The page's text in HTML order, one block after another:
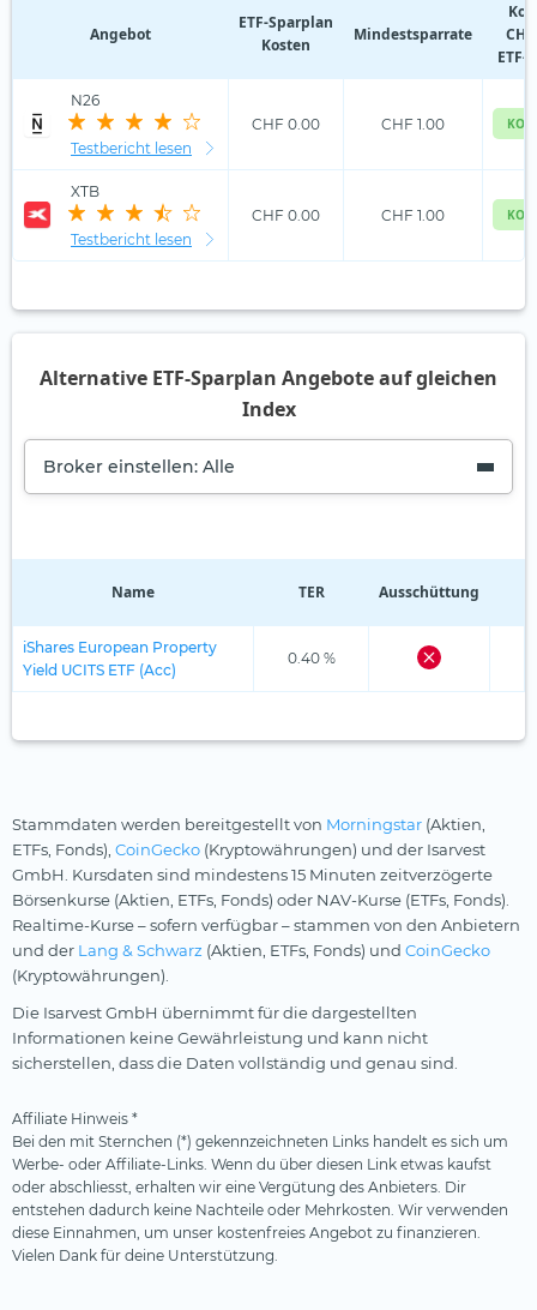
Angebot
ETF‑Sparplan
Kosten
Mindestsparrate
ETF-
N26
Testbericht lesen
CHF 0.00 CHF 1.00
XTB
Testbericht lesen
CHF 0.00 CHF 1.00
Alternative ETF-Sparplan Angebote auf gleichen
Index
Broker einstellen: Alle
Name TER Ausschüttung
iShares European Property
Yield UCITS ETF (Acc)
0.40 %
Stammdaten werden bereitgestellt von Morningstar (Aktien,
ETFs, Fonds), CoinGecko (Kryptowährungen) und der Isarvest
GmbH. Kursdaten sind mindestens 15 Minuten zeitverzögerte
Börsenkurse (Aktien, ETFs, Fonds) oder NAV-Kurse (ETFs, Fonds).
Realtime-Kurse – sofern verfügbar – stammen von den Anbietern
und der Lang & Schwarz (Aktien, ETFs, Fonds) und CoinGecko
(Kryptowährungen).
Die Isarvest GmbH übernimmt für die dargestellten
Informationen keine Gewährleistung und kann nicht
sicherstellen, dass die Daten vollständig und genau sind.
Affiliate Hinweis *
Bei den mit Sternchen (*) gekennzeichneten Links handelt es sich um
Werbe- oder Affiliate-Links. Wenn du über diesen Link etwas kaufst
oder abschliesst, erhalten wir eine Vergütung des Anbieters. Dir
entstehen dadurch keine Nachteile oder Mehrkosten. Wir verwenden
diese Einnahmen, um unser kostenfreies Angebot zu finanzieren.
Vielen Dank für deine Unterstützung.